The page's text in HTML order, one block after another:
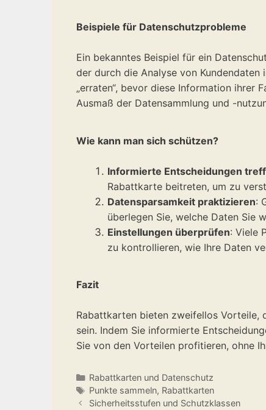
Beispiele für Datenschutzprobleme
Ein bekanntes Beispiel für ein
der durch die Analyse von
„erraten“, bevor diese Information ihrer
Ausmaß der Datensammlung und -
Wie kann man sich schützen?
Informierte Entscheidungen
Rabattkarte beitreten, um zu
Datensparsamkeit praktizieren:
überlegen Sie, welche Daten Sie
Einstellungen überprüfen: Viele
zu kontrollieren, wie Ihre Daten
Fazit
Rabattkarten bieten zweifellos Vorteile,
sein. Indem Sie informierte
Sie von den Vorteilen profitieren, ohne
Kategorien
Rabattkarten und Datenschutz
Schlagwörter
Punkte sammeln, Rabattkarten
Sicherheitsstufen und Schutzklassen